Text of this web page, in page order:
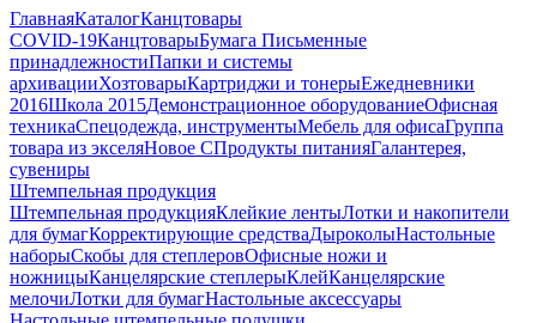
ГлавнаяКаталогКанцтовары
COVID-19КанцтоварыБумага Письменные
принадлежностиПапки и системы
архивацииХозтоварыКартриджи и тонерыЕжедневники
2016Школа 2015Демонстрационное оборудованиеОфисная
техникаСпецодежда, инструментыМебель для офисаГруппа
товара из экселяНовое СПродукты питанияГалантерея,
сувениры
Штемпельная продукция
Штемпельная продукцияКлейкие лентыЛотки и накопители
для бумагКорректирующие средстваДыроколыНастольные
наборыСкобы для степлеровОфисные ножи и
ножницыКанцелярские степлерыКлейКанцелярские
мелочиЛотки для бумагНастольные аксессуары